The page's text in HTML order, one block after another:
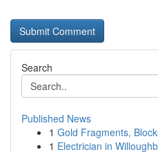
Search
Published News
1 Gold Fragments,
1 Electrician in